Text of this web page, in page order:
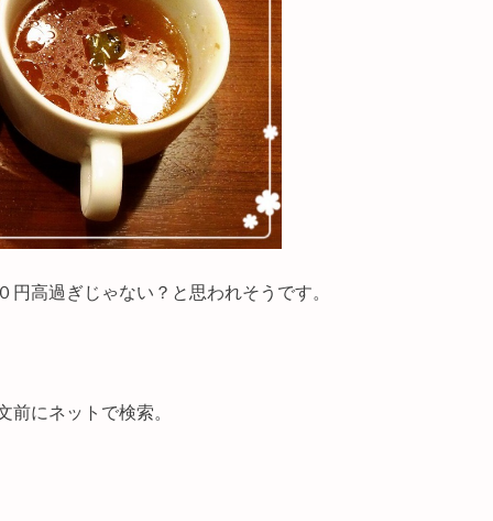
高過ぎじゃない？と思われそうです。
にネットで検索。